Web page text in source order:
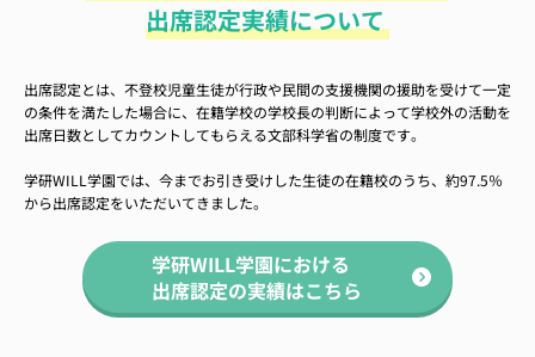
出席認定実績について
出席認定とは、不登校児童生徒が行政や民間の支援機関の援助を受けて一定
の条件を満たした場合に、在籍学校の学校長の判断によって学校外の活動を
出席日数としてカウントしてもらえる文部科学省の制度です。
学研WILL学園では、今までお引き受けした生徒の在籍校のうち、約97.5％
から出席認定をいただいてきました。
学研WILL学園における
出席認定の実績はこちら